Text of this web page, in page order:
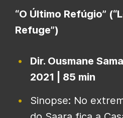
“O Último Refúgio”
Refuge”)
Dir. Ousmane
2021 | 85 min
Sinopse: No